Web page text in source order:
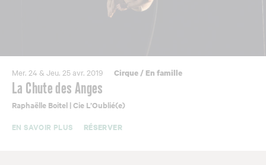
Mer. 24 & Jeu. 25 avr. 2019 Cirque/ En famille
La Chute des Anges
Raphaëlle Boitel | Cie L’Oublié(e)
EN SAVOIR PLUS
RÉSERVER